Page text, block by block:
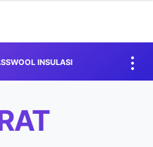
INSULASI